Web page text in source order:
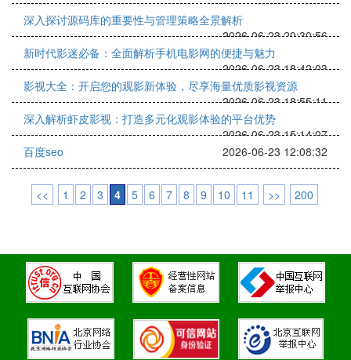
深入探讨源码库的重要性与管理策略全景解析
2026-06-23 20:30:56
新时代影迷必备：全面解析手机电影网的便捷与魅力
2026-06-23 18:42:03
影视大全：开启您的观影新体验，尽享海量优质影视资源
2026-06-23 18:55:11
深入解析虾皮影视：打造多元化观影体验的平台优势
2026-06-23 15:14:07
百度seo
2026-06-23 12:08:32
<< 1 2 3 4 5 6 7 8 9 10 11 >> 200